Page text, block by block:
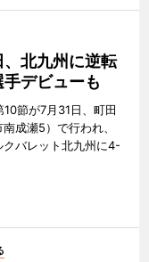
北九州に逆転
デビューも
節が7月31日、町田
成瀬5）で行われ、
バレット北九州に4-